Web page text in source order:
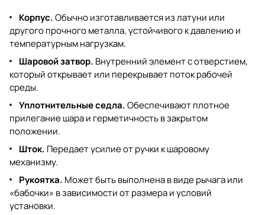
Корпус.Обычно изготавливается из латуни или
другого прочного металла, устойчивого к давлению и
температурным нагрузкам.
Шаровой затвор. Внутренний элемент с отверстием,
который открывает или перекрывает поток рабочей
среды.
Уплотнительные седла.Обеспечивают плотное
прилегание шара и герметичность в закрытом
положении.
Шток. Передает усилие от ручки к шаровому
механизму.
Рукоятка. Может быть выполнена в виде рычага или
«бабочки» в зависимости от размера и условий
установки.